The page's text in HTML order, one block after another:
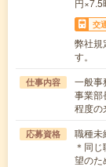
円×7.5
交
弊社規
す。
仕事内容
一般事
事業部
程度の
応募資格
職種未
＊同
望の